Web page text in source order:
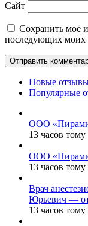
Сайт
Сохранить моё
последующих моих
Новые
Популярные
ООО
13 часов тому
ООО
13 часов тому
Врач
Юрьевич —
13 часов тому